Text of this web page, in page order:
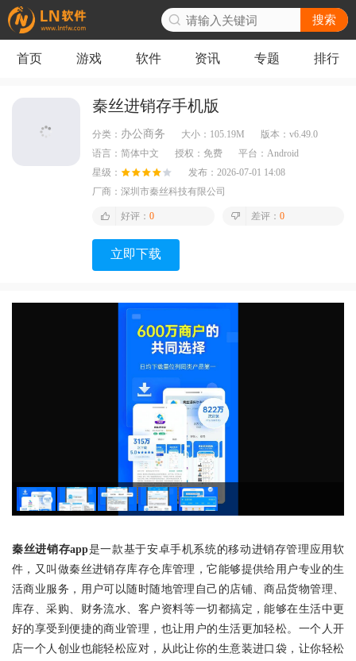
搜索
首页 游戏 软件 资讯 专题 排行
秦丝进销存手机版
分类： 办公商务 大小： 105.19M 版本： v6.49.0
语言： 简体中文 授权： 免费 平台： Android
星级：
发布： 2026-07-01 14:08
厂商： 深圳市秦丝科技有限公司
好评： 0 差评： 0
立即下载
秦丝进销存app是一款基于安卓手机系统的移动进销存管理应用软
件，又叫做秦丝进销存库存仓库管理，它能够提供给用户专业的生
活商业服务，用户可以随时随地管理自己的店铺、商品货物管理、
库存、采购、财务流水、客户资料等一切都搞定，能够在生活中更
好的享受到便捷的商业管理，也让用户的生活更加轻松。一个人开
店一个人创业也能轻松应对，从此让你的生意装进口袋，让你轻松